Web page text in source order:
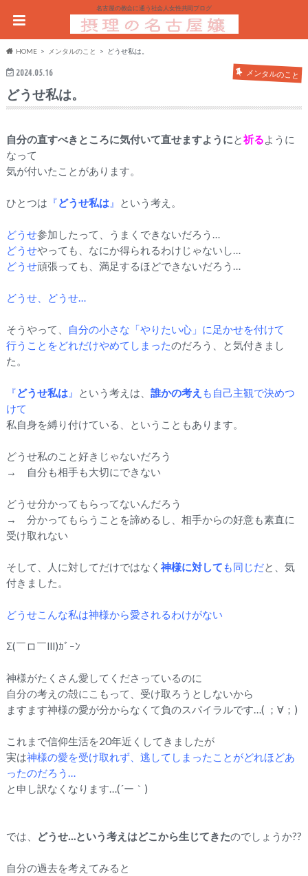
名古屋の教会に通う社会人女性共同ブログ
HOME メンタルのこと どうせ私は。
2024.05.16 メンタルのこと
どうせ私は。
自分の直すべきところに気付いて直せますようにと祈るように
なって
気が付いたことがあります。
ひとつは 『どうせ私は』 という考え。
どうせ参加したって、うまくできないだろう…
どうせやっても、なにか得られるわけじゃないし…
どうせ頑張っても、満足するほどできないだろう…
どうせ、どうせ…
そうやって、
自分の小さな「やりたい心」に足かせを付けて
行うことをどれだけやめてしまったのだろう、と気付きまし
た。
『どうせ私は』 という考えは、 誰かの考え も自己主観で決めつ
けて
私自身を縛り付けている、ということもあります。
どうせ私のこと好きじゃないだろう
→ 自分も相手も大切にできない
どうせ分かってもらってないんだろう
→ 分かってもらうことを諦めるし、相手からの好意も素直に
受け取れない
そして、人に対してだけではなく 神様に対して も同じだと、気
付きました。
どうせこんな私は神様から愛されるわけがない
Σ(￣ロ￣lll)ｶﾞｰﾝ
神様がたくさん愛してくださっているのに
自分の考えの殻にこもって、受け取ろうとしないから
ますます神様の愛が分からなくて負のスパイラルです…( ；∀；)
これまで信仰生活を20年近くしてきましたが
実は神様の愛を受け取れず、 逃してしまったことがどれほどあ
ったのだろう…
と申し訳なくなります…(´ー｀)
では、 どうせ…という考えはどこから生じてきたのでしょうか??
自分の過去を考えてみると